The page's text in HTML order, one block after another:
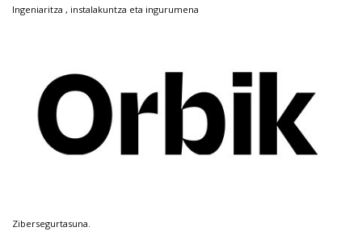
Ingeniaritza , instalakuntza eta ingurumena
Zibersegurtasuna.